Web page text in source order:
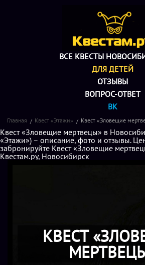
ВСЕ КВЕСТЫ
ДЛЯ ДЕТЕЙ
ОТЗЫВЫ
ВОПРОС-ОТВЕТ
ВК
Главная Квест «Этажи» Квест «Зловещие
Квест «Зловещие мертвецы» в
«Этажи») – описание, фото и отзывы.
забронируйте Квест «Зловещие
Квестам.ру, Новосибирск
КВЕСТ